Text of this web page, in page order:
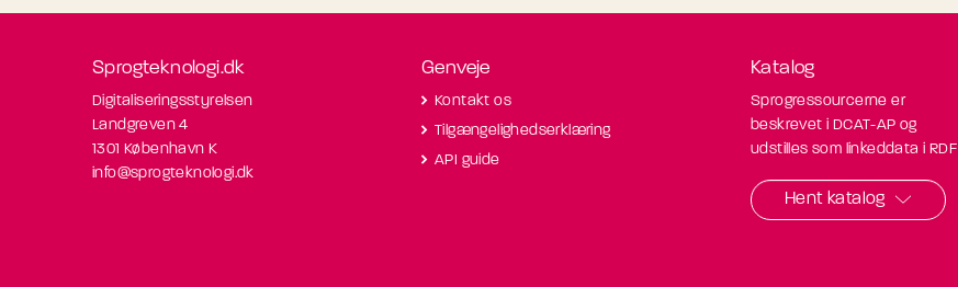
Sprogteknologi.dk
Digitaliseringsstyrelsen
Landgreven 4
1301 København K
info@sprogteknologi.dk
Genveje
Kontakt os
Tilgængelighedserklæring
API guide
Katalog
Sprogressourcerne er
beskrevet i DCAT-AP og
udstilles som linkeddata i RDF
Hent katalog